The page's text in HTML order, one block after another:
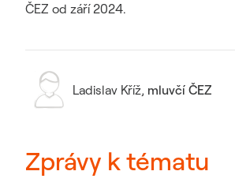
ČEZ od září 2024.
Ladislav Kříž, mluvčí ČEZ
Zprávy k tématu